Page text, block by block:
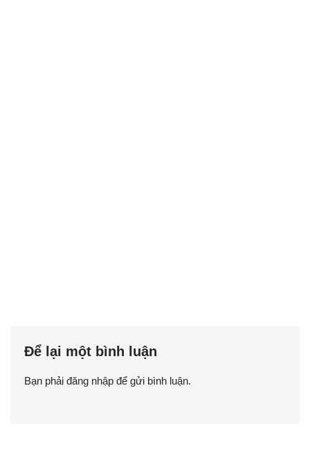
Để lại một bình luận
Bạn phải đăng nhập để gửi bình luận.